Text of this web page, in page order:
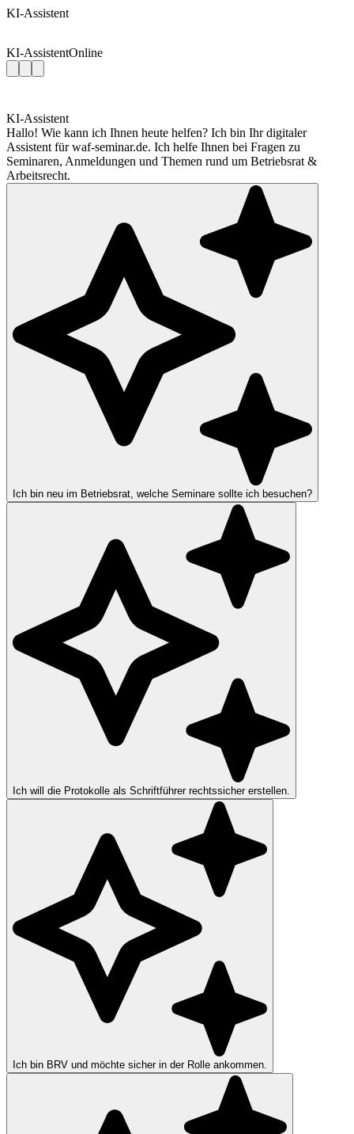
KI-Assistent
KI-AssistentOnline
KI-Assistent
Hallo! Wie kann ich Ihnen heute helfen? Ich bin Ihr digitaler
Assistent für waf-seminar.de. Ich helfe Ihnen bei Fragen zu
Seminaren, Anmeldungen und Themen rund um Betriebsrat &
Arbeitsrecht.
Ich bin neu im Betriebsrat, welche Seminare sollte ich besuchen?
Ich will die Protokolle als Schriftführer rechtssicher erstellen.
Ich bin BRV und möchte sicher in der Rolle ankommen.